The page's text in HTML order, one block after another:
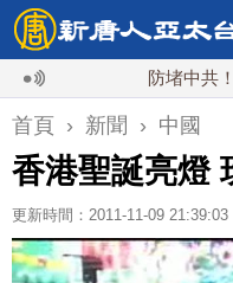
防堵中共！川
首頁 › 新聞 › 中國
香港聖誕亮燈
更新時間：2011-11-09 21:39:03